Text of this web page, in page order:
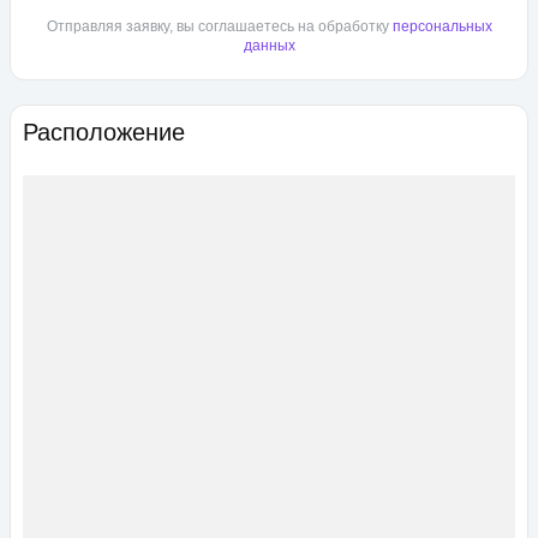
Расположение
Отправляя заявку, вы соглашаетесь на обработку персональных
данных